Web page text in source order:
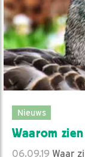
Nieuws
Waarom
06.09.19 Waar